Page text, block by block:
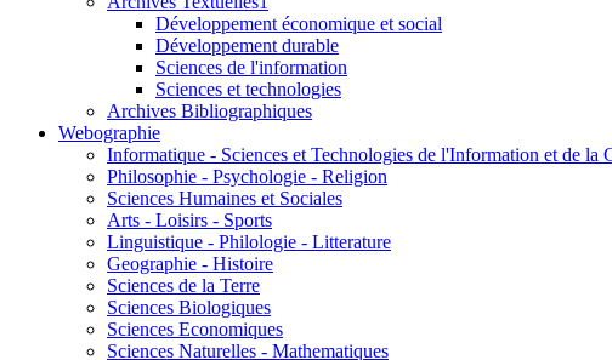
Développement économique et social
Développement durable
Sciences de l'information
Sciences et technologies
Archives Bibliographiques
Webographie
Informatique - Sciences et Technologies de l'Information et de la
Philosophie - Psychologie - Religion
Sciences Humaines et Sociales
Arts - Loisirs - Sports
Linguistique - Philologie - Litterature
Geographie - Histoire
Sciences de la Terre
Sciences Biologiques
Sciences Economiques
Sciences Naturelles - Mathematiques